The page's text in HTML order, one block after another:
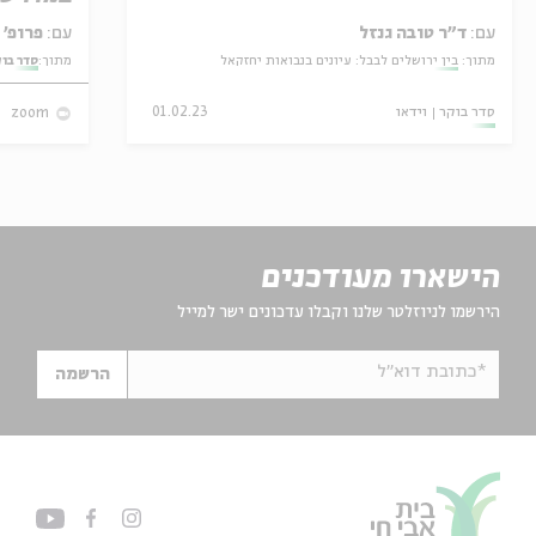
עם: ד״ר טובה גנזל
מתוך: בין ירושלים לבבל: עיונים בנבואות יחזקאל
סדר בוקר וידאו 01.02.23
עם: פרופ' אביגדור שנאן
מתוך:סדר
zoom
הישארו מעודכנים
הירשמו לניוזלטר שלנו וקבלו עדכונים ישר למייל
*כתובת דוא"ל הרשמה